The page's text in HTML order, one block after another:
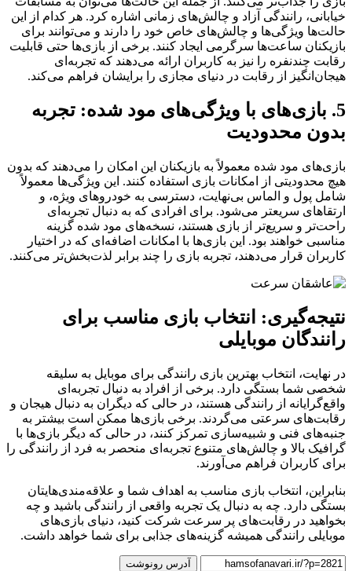
خیابانی، رانندگی آزاد و چالش‌های زمانی اشاره کرد. هر کدام از این
حالت‌ها ویژگی‌ها و چالش‌های خاص خود را دارند و می‌توانند برای
بازیکنان ساعت‌ها سرگرمی ایجاد کنند. برخی از بازی‌ها حتی قابلیت
رقابت چندنفره را نیز به کاربران ارائه می‌دهند که تجربه‌ای
هیجان‌انگیز از رقابت در دنیای مجازی را برایشان فراهم می‌کند.
5. بازی‌های با ویژگی‌های مود شده: تجربه
بدون محدودیت
بازی‌های مود شده معمولاً به بازیکنان این امکان را می‌دهند که بدون
هیچ محدودیتی از امکانات بازی استفاده کنند. این ویژگی‌ها معمولاً
شامل پول و الماس بی‌نهایت، دسترسی به خودروهای ویژه، و
ارتقاهای سریعتر می‌شود. برای افرادی که به دنبال تجربه‌ای
راحت‌تر و سریع‌تر از بازی هستند، نسخه‌های مود شده گزینه
مناسبی خواهند بود. این بازی‌ها با امکانات اضافه‌ای که در اختیار
کاربران قرار می‌دهند، تجربه بازی را چند برابر لذت‌بخش‌تر می‌کنند.
نتیجه‌گیری: انتخاب بازی مناسب برای
رانندگان موبایلی
در نهایت، انتخاب بهترین بازی رانندگی برای موبایل به سلیقه
شخصی شما بستگی دارد. برخی از افراد به دنبال تجربه‌ای
واقع‌گرایانه از رانندگی هستند، در حالی که دیگران به دنبال هیجان و
رقابت‌های سرعتی می‌گردند. برخی بازی‌ها ممکن است بیشتر به
جنبه‌های فنی و شبیه‌سازی تمرکز کنند، در حالی که دیگر بازی‌ها با
گرافیک بالا و چالش‌های متنوع تجربه‌ای منحصر به فرد از رانندگی را
برای کاربران فراهم می‌آورند.
بنابراین، انتخاب بازی مناسب به اهداف شما و علاقه‌مندی‌هایتان
بستگی دارد. چه به دنبال یک تجربه واقعی از رانندگی باشید و چه
بخواهید در رقابت‌های پر سرعت شرکت کنید، دنیای بازی‌های
موبایلی رانندگی همیشه گزینه‌های جذابی برای شما خواهد داشت.
آدرس رونوشت